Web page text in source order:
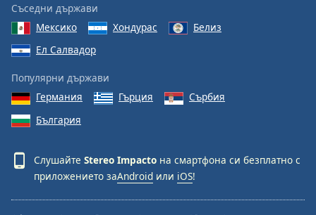
Съседни държави
Мексико
Хондурас
Белиз
Ел Салвадор
Популярни държави
Германия
Гърция
Сърбия
България
Слушайте Stereo Impacto на смартфона си безплатно с
приложението заAndroid или iOS!